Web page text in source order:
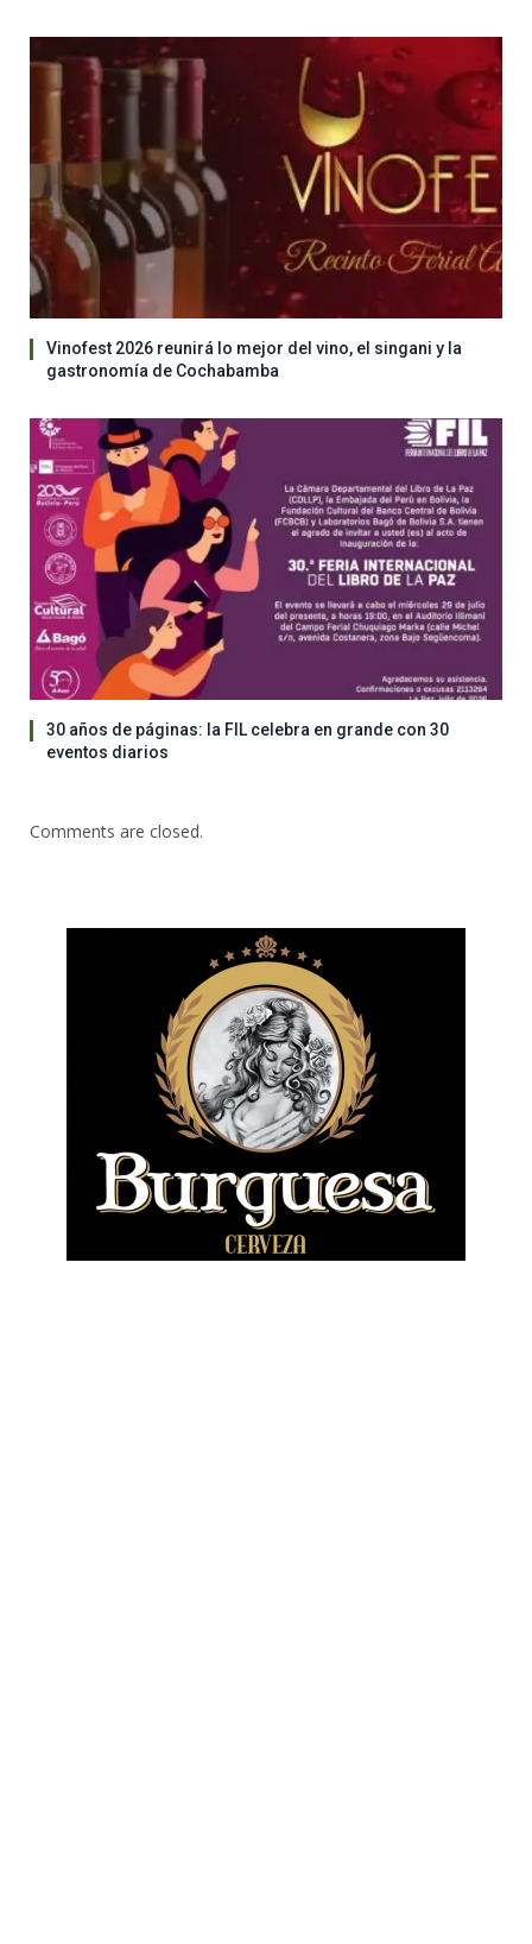
Vinofest 2026 reunirá lo mejor del vino, el singani y la
gastronomía de Cochabamba
30 años de páginas: la FIL celebra en grande con 30
eventos diarios
Comments are closed.